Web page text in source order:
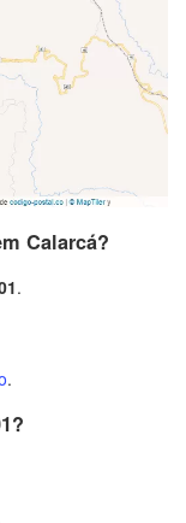
Calarcá?
.
.